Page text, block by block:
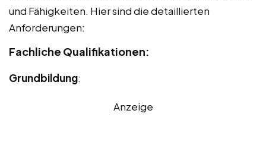
und Fähigkeiten. Hier sind die detaillierten
Anforderungen:
Fachliche Qualifikationen:
Grundbildung:
Anzeige